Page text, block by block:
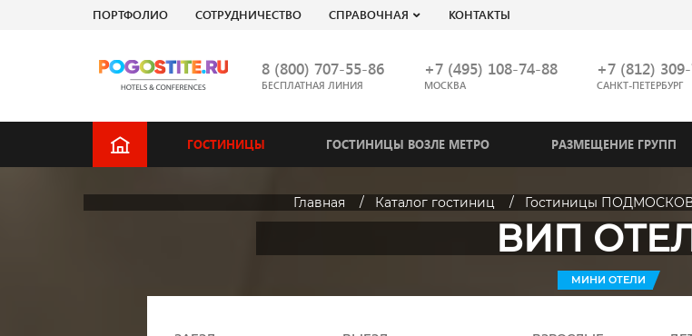
ПОРТФОЛИО СОТРУДНИЧЕСТВО СПРАВОЧНАЯ КОНТАКТЫ
8 (800) 707-55-86
БЕСПЛАТНАЯ ЛИНИЯ
+7 (495) 108-74-88
МОСКВА
+7 (812)
САНКТ-ПЕТЕРБУРГ
ГОСТИНИЦЫ ГОСТИНИЦЫ ВОЗЛЕ МЕТРО РАЗМЕЩЕНИЕ ГРУПП
Главная Каталог гостиниц Гостиницы
ВИП
МИНИ ОТЕЛИ